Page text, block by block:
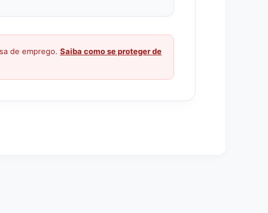
de emprego. Saiba como se proteger de